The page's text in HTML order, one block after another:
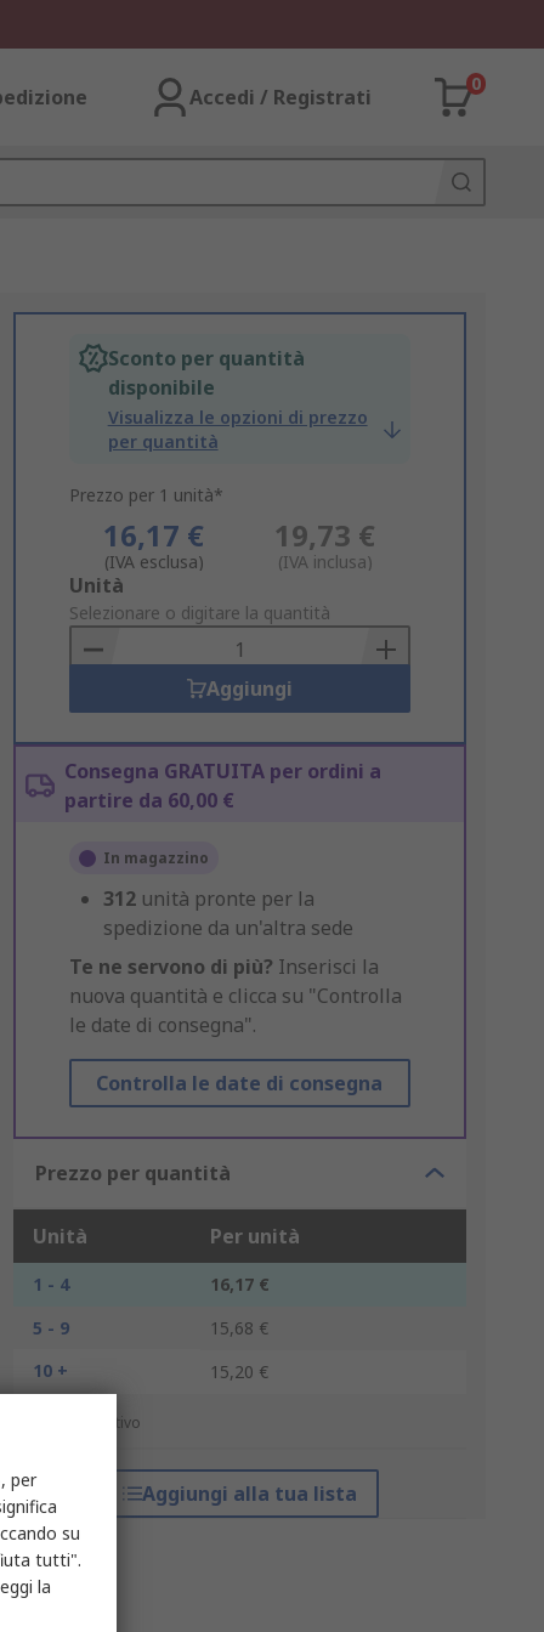
Accedi / Registrati
0
Sconto per quantità
disponibile
Visualizza le opzioni di prezzo
per quantità
Prezzo per 1 unità*
16,17 €
(IVA esclusa)
19,73 €
(IVA inclusa)
Add
to
Basket
Unità
Selezionare o digitare la quantità
Aggiungi
Consegna GRATUITA per ordini a
partire da 60,00 €
In magazzino
312 unità pronte per la
spedizione da un'altra sede
Te ne servono di più? Inserisci la
nuova quantità e clicca su "Controlla
le date di consegna".
Controlla le date di consegna
Prezzo per quantità
Unità Per unità
1 - 4
16,17 €
5 - 9
15,68 €
10 +
15,20 €
*prezzo indicativo
Aggiungi alla tua lista
per
su
tutti".
la